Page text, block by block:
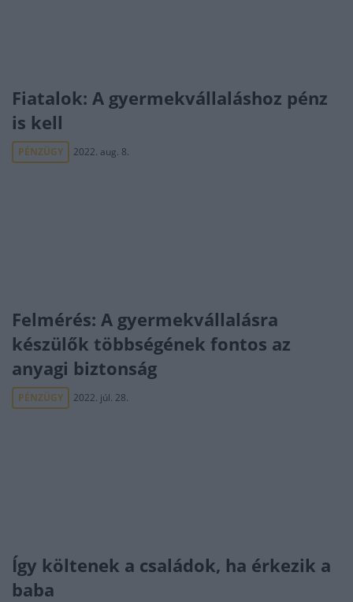
Fiatalok: A gyermekvállaláshoz pénz
is kell
PÉNZÜGY 2022. aug. 8.
Felmérés: A gyermekvállalásra
készülők többségének fontos az
anyagi biztonság
PÉNZÜGY 2022. júl. 28.
Így költenek a családok, ha érkezik a
baba